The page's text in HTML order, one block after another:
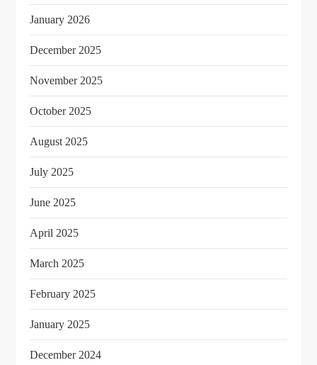
January 2026
December 2025
November 2025
October 2025
August 2025
July 2025
June 2025
April 2025
March 2025
February 2025
January 2025
December 2024